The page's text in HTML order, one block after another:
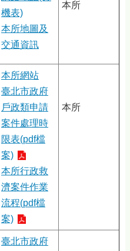
機表)
本所地圖及
交通資訊
本所
本所網站
臺北市政府
戶政類申請
案件處理時
限表(pdf檔
案)
本所行政救
濟案件作業
流程(pdf檔
案)
本所
臺北市政府